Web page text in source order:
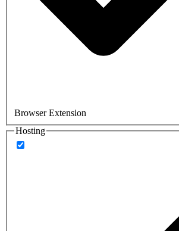
Browser Extension
Hosting